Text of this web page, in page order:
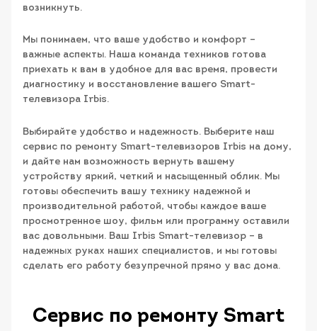
возникнуть.
Мы понимаем, что ваше удобство и комфорт –
важные аспекты. Наша команда техников готова
приехать к вам в удобное для вас время, провести
диагностику и восстановление вашего Smart-
телевизора Irbis.
Выбирайте удобство и надежность. Выберите наш
сервис по ремонту Smart-телевизоров Irbis на дому,
и дайте нам возможность вернуть вашему
устройству яркий, четкий и насыщенный облик. Мы
готовы обеспечить вашу технику надежной и
производительной работой, чтобы каждое ваше
просмотренное шоу, фильм или программу оставили
вас довольными. Ваш Irbis Smart-телевизор – в
надежных руках наших специалистов, и мы готовы
сделать его работу безупречной прямо у вас дома.
Сервис по ремонту Smart